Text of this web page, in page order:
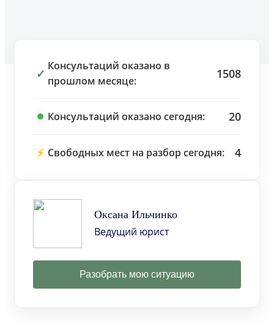
✓
Консультаций оказано в
прошлом месяце:
1508
Консультаций оказано сегодня: 20
⚡ Свободных мест на разбор сегодня: 4
Оксана Ильчинко
Ведущий юрист
Разобрать мою ситуацию